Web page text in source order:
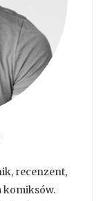
recenzent,
komiksów.